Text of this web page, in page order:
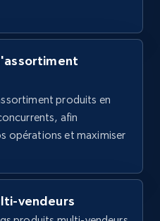
Gtin,
Top reviews, and
produits en
afin
opérations et maximiser
vendeurs